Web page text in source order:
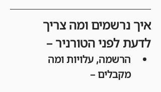
איך נרשמים ומה צריך
לדעת לפני הטורניר –
הרשמה, עלויות ומה
מקבלים –